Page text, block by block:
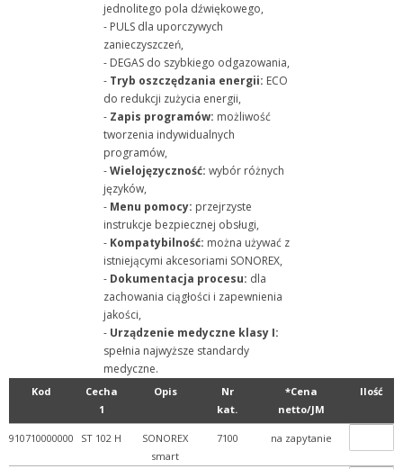
jednolitego pola dźwiękowego,
- PULS dla uporczywych
zanieczyszczeń,
- DEGAS do szybkiego odgazowania,
- Tryb oszczędzania energii: ECO
do redukcji zużycia energii,
- Zapis programów: możliwość
tworzenia indywidualnych
programów,
-Wielojęzyczność: wybór różnych
języków,
- Menu pomocy: przejrzyste
instrukcje bezpiecznej obsługi,
- Kompatybilność: można używać z
istniejącymi akcesoriami SONOREX,
- Dokumentacja procesu: dla
zachowania ciągłości i zapewnienia
jakości,
- Urządzenie medyczne klasy I:
spełnia najwyższe standardy
medyczne.
Kod
Cecha
1
Opis
Nr
kat.
*Cena
netto/JM
Ilość
910710000000 ST 102 H
SONOREX
smart
7100 na zapytanie